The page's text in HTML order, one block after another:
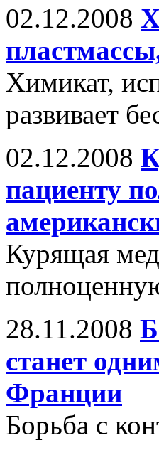
02.12.2008
Химикат,
развивает
02.12.2008
пациенту
Курящая
28.11.2008
станет
Франции
Борьба с